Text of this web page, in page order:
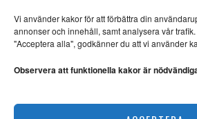
Vi använder kakor för att förbättra din
annonser och innehåll, samt analysera vår
"Acceptera alla", godkänner du att vi använder
Observera att funktionella kakor är